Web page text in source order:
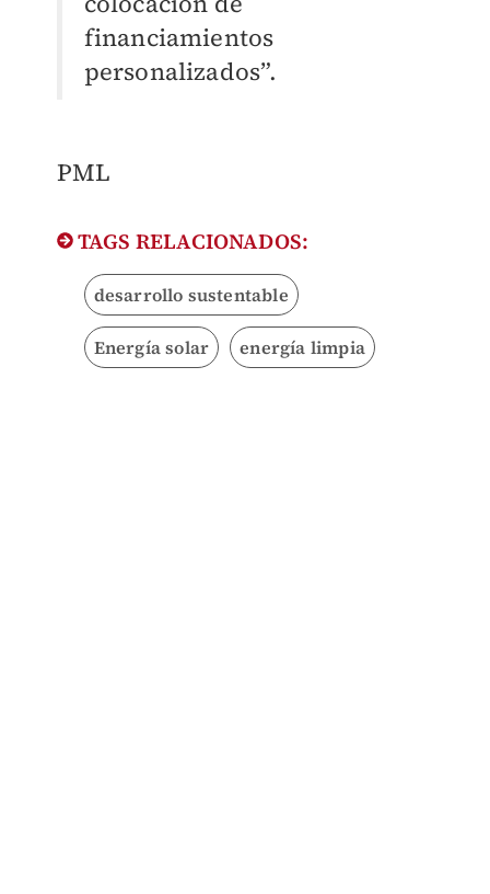
financiamientos
personalizados”.
PML
TAGS RELACIONADOS:
desarrollo sustentable
Energía solar energía limpia